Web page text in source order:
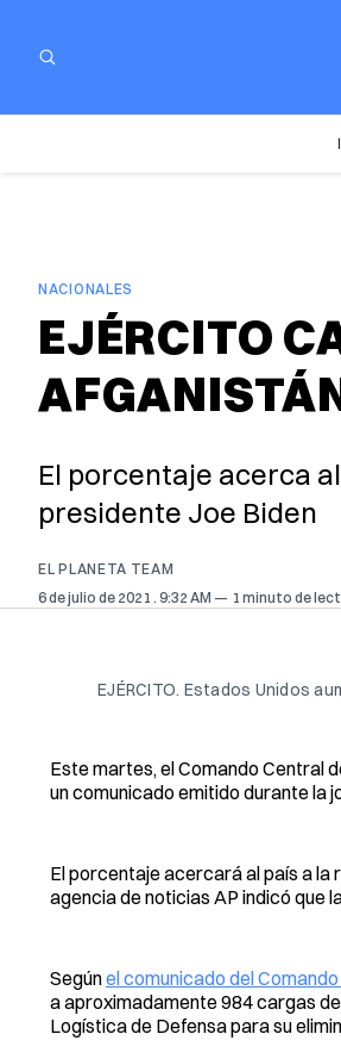
NACIONALES
EJÉRCITO
El porcentaje acerca
presidente Joe Biden
EL PLANETA TEAM
6 de julio de 2021 . 9:32 AM 1 minuto de
EJÉRCITO. Estados Unidos
Este martes, el Comando Central
un comunicado emitido durante la
El porcentaje acercará al país a la
agencia de noticias AP indicó que
Segúnel comunicado del
a aproximadamente 984 cargas
Logística de Defensa para su